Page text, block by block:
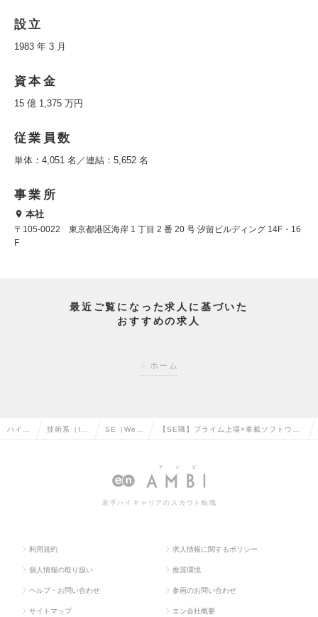
設立
1983 年 3 月
資本金
15 億 1,375 万円
従業員数
単体：4,051 名／連結：5,652 名
事業所
本社
〒105-0022 東京都港区海岸 1 丁目 2 番 20 号 汐留ビルディング 14F・16
F
最近ご覧になった求人に基づいた
おすすめの求人
ホーム
ハイク 技術系（I SE（We
ン系）の転
【SE職】プライム上場×車載ソフトウェ
ナーとして事業の主軸を担うの求人情報
若手ハイキャリアのスカウト転職
利用規約 求人情報に関するポリシー
個人情報の取り扱い 推奨環境
ヘルプ・お問い合わせ 参画のお問い合わせ
サイトマップ エン会社概要